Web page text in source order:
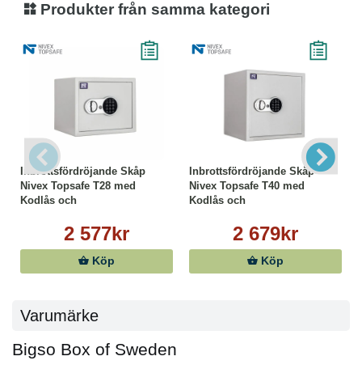
Produkter från samma kategori
Inbrottsfördröjande Skåp
Nivex Topsafe T28 med
Kodlås och
2 577kr
Köp
Inbrottsfördröjande Skåp
Nivex Topsafe T40 med
Kodlås och
2 679kr
Köp
Varumärke
Bigso Box of Sweden